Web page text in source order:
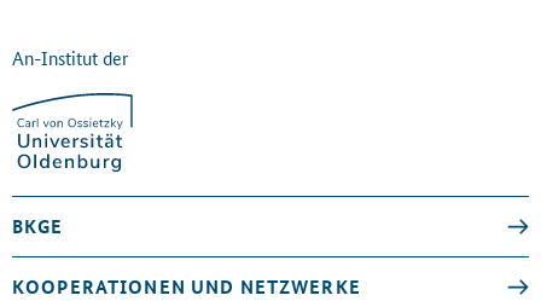
An-Institut der
BKGE
KOOPERATIONEN UND NETZWERKE